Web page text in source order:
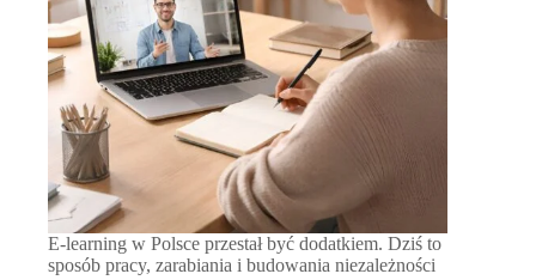
E-learning w Polsce przestał być dodatkiem. Dziś to
sposób pracy, zarabiania i budowania niezależności